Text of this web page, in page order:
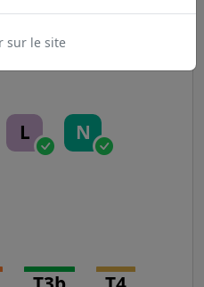
L N
sur le site